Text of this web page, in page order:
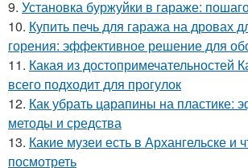
9. Установка буржуйки в гараже:
10. Купить печь для гаража на дровах
горения: эффективное решение для
11. Какая из достопримечательностей
всего подходит для прогулок
12. Как убрать царапины на пластике:
методы и средства
13. Какие музеи есть в Архангельске и
посмотреть